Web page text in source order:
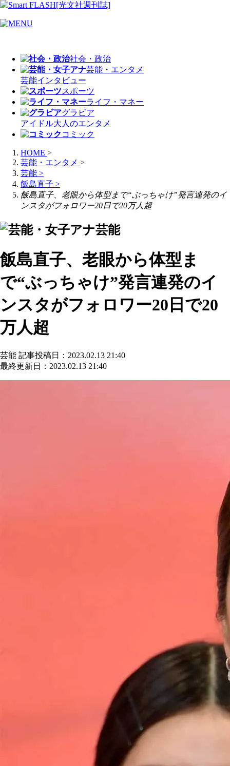
社会・政治
芸能・エンタメ
芸能インタビュー
スポーツ
ライフ・マネー
グラビア
アイドル大人のエンタメ
コミック
HOME >
芸能・エンタメ >
芸能 >
飯島直子 >
飯島直子、老眼から体型まで“ぶっちゃけ”発言連発のイ
ンスタがフォロワー20日で20万人超
芸能
飯島直子、老眼から体型ま
で“ぶっちゃけ”発言連発のイ
ンスタがフォロワー20日で20
万人超
芸能 記事投稿日：2023.02.13 21:40
最終更新日：2023.02.13 21:40